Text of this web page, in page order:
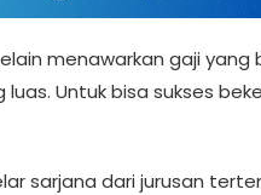
menawarkan gaji yang
Untuk bisa sukses
sarjana dari jurusan